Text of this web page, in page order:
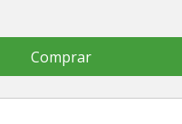
Comprar